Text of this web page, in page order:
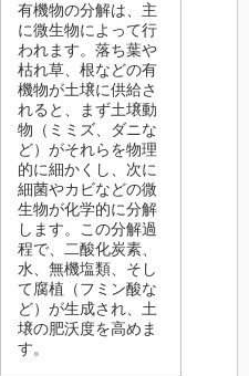
有機物の分解は、主
に微生物によって行
われます。落ち葉や
枯れ草、根などの有
機物が土壌に供給さ
れると、まず土壌動
物（ミミズ、ダニな
ど）がそれらを物理
的に細かくし、次に
細菌やカビなどの微
生物が化学的に分解
します。この分解過
程で、二酸化炭素、
水、無機塩類、そし
て腐植（フミン酸な
ど）が生成され、土
壌の肥沃度を高めま
す。